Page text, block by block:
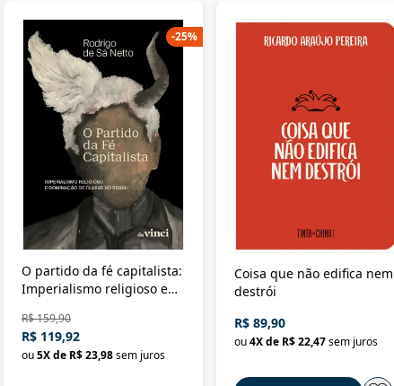
O partido da fé capitalista:
Imperialismo religioso e
Brasil
R$ 159,90
R$ 119,92
ou5X de R$ 23,98sem juros
-25%
Coisa que não edifica nem
destrói
R$ 89,90
ou4X de R$ 22,47sem juros